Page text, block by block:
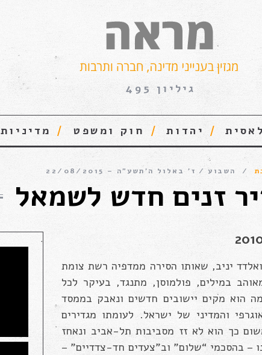
גיליון 495
יהדות חוק ומשפט מדיניות
השבוע ז׳ באלול ה׳תשע״ה – 22/08/2015
זנים חדש לשמאל
יניב, שאותו הסירה ממדפיה רשת צומת
במילים, פולמוסן, מתנגד, בעיקר לכל
הוא מקים יישובים חדשים ונאבק בממסד
והמדיני של ישראל. לעומתו מגדירים
כך הוא לא זז מסביבות תל-אביב ונאחז
– בהסכמי “שלום” וב”צעדים חד-צדדיים” –